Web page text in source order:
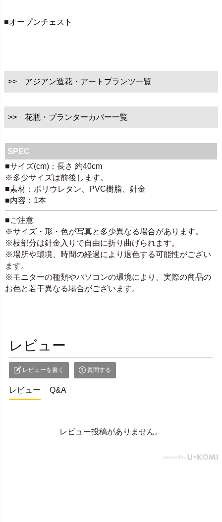
■オープンチェスト
>> アジアン造花・アートプランツ一覧
>> 花瓶・プランターカバー一覧
SPEC
■サイズ(cm)：長さ 約40cm
※多少サイズは前後します。
■素材：ポリウレタン、PVC樹脂、針金
■内容：1本
■ご注意
※サイズ・形・色が写真と多少異なる場合があります。
※枝部分は針金入りで自由に折り曲げられます。
※場所や環境、時間の経過により退色する可能性がござい
ます。
※モニターの種類やパソコンの環境により、実際の商品の
お色と若干異なる場合がございます。
レビュー
レビューを書く 質問する
レビュー Q&A
レビュー投稿がありません。